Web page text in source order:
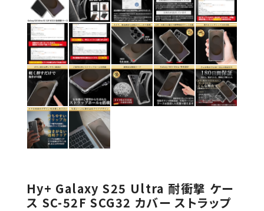
Hy+ Galaxy S25 Ultra 耐衝撃 ケー
ス SC-52F SCG32 カバー ストラップ